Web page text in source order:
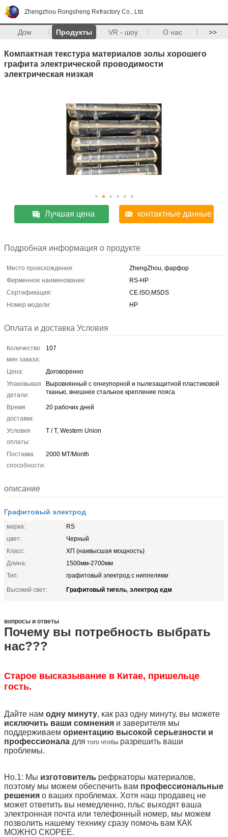
Zhengzhou Rongsheng Refractory Co., Ltd.
Дом Продукты VR - шоу О нас >>
Компактная текстура материалов золы хорошего
графита электрической проводимости
электрическая низкая
Лучшая цена контактные данные
Подробная информация о продукте
Место происхождения:
ZhengZhou, фарфор
Фирменное наименование:
RS-HP
Сертификация:
CE.ISO,MSDS
Номер модели:
HP
Оплата и доставка Условия
Количество
мин заказа:
107
Цена:
Договоренно
Упаковывая
детали:
Выровнянный с огнеупорной и пылезащитной пластиковой
тканью, внешнее стальное крепление пояса
Время
доставки:
20 рабочих дней
Условия
оплаты:
T / T, Western Union
Поставка
способности:
2000 MT/Month
описание
Графитовый электрод
марка:
RS
цвет:
Черный
Класс:
ХП (наивысшая мощность)
Длина:
1500мм-2700мм
Тип:
графитовый электрод с ниппелями
Высокий свет:
Графитовый тигель, электрод едм
вопросы и ответы
Почему вы потребность выбрать
нас???
Старое высказывание в Китае, пришельце
гость.
Дайте нам одну минуту, как раз одну минуту, вы можете
исключить ваши сомнения и заверителя мы
поддерживаем ориентацию высокой серьезности и
профессионала для того чтобы разрешить ваши
проблемы.
Но.1: Мы изготовитель рефркаторы материалов,
поэтому мы можем обеспечить вам профессиональные
решения о ваших проблемах. Хотя наш продавец не
может ответить вы немедленно, пльс выходят ваша
электронная почта или телефонный номер, мы можем
позволить нашему технику сразу помочь вам КАК
МОЖНО СКОРЕЕ.